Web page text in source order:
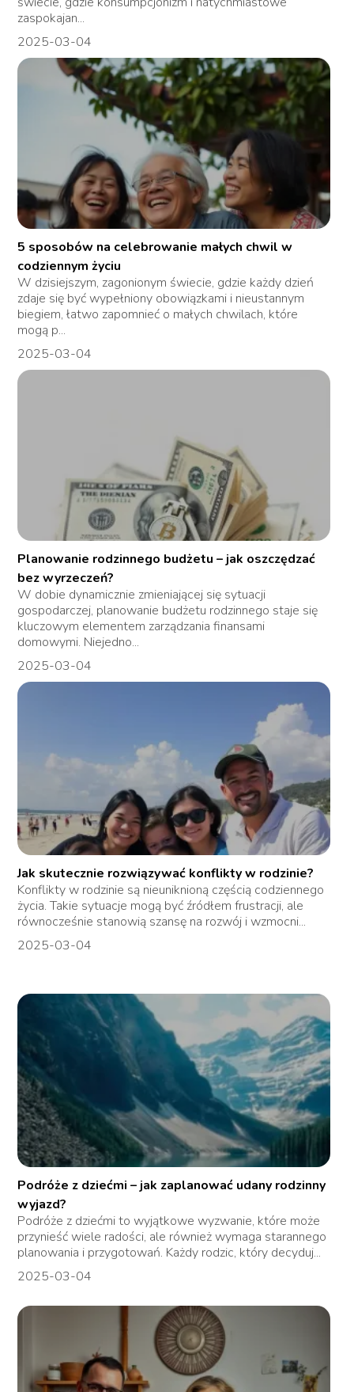
zaspokajan...
2025-03-04
5 sposobów na celebrowanie małych chwil w
codziennym życiu
W dzisiejszym, zagonionym świecie, gdzie każdy dzień
zdaje się być wypełniony obowiązkami i nieustannym
biegiem, łatwo zapomnieć o małych chwilach, które
mogą p...
2025-03-04
Planowanie rodzinnego budżetu – jak oszczędzać
bez wyrzeczeń?
W dobie dynamicznie zmieniającej się sytuacji
gospodarczej, planowanie budżetu rodzinnego staje się
kluczowym elementem zarządzania finansami
domowymi. Niejedno...
2025-03-04
Jak skutecznie rozwiązywać konflikty w rodzinie?
Konflikty w rodzinie są nieuniknioną częścią codziennego
życia. Takie sytuacje mogą być źródłem frustracji, ale
równocześnie stanowią szansę na rozwój i wzmocni...
2025-03-04
Podróże z dziećmi – jak zaplanować udany rodzinny
wyjazd?
Podróże z dziećmi to wyjątkowe wyzwanie, które może
przynieść wiele radości, ale również wymaga starannego
planowania i przygotowań. Każdy rodzic, który decyduj...
2025-03-04